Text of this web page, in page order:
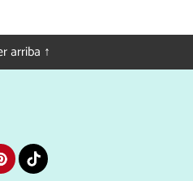
arriba ↑